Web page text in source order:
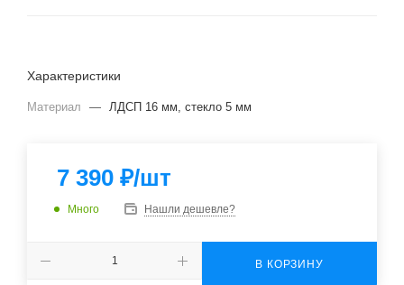
Характеристики
Материал — ЛДСП 16 мм, стекло 5 мм
7 390 ₽/шт
Много Нашли дешевле?
В КОРЗИНУ